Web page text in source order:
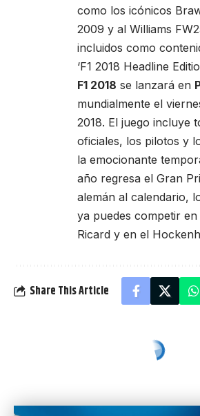
como los icónicos
2009 y al Williams
incluidos como
‘F1 2018 Headline
F1 2018 se lanzará en
mundialmente el
2018. El juego incluye
oficiales, los pilotos y
la emocionante
año regresa el Gran
alemán al calendario,
ya puedes competir
Ricard y en el
Share This Article